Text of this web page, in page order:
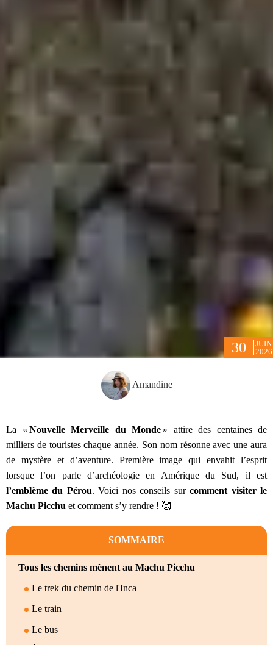
30
JUIN
2026
Amandine
La « Nouvelle Merveille du Monde » attire des centaines de
milliers de touristes chaque année. Son nom résonne avec une aura
de mystère et d’aventure. Première image qui envahit l’esprit
lorsque l’on parle d’archéologie en Amérique du Sud, il est
l’emblème du Pérou. Voici nos conseils surcomment visiter le
Machu Picchu et comment s’y rendre ! 🥰
SOMMAIRE
Tous les chemins mènent au Machu Picchu
Le trek du chemin de l'Inca
Le train
Le bus